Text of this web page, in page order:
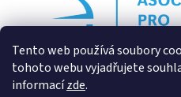
Tento web používá soubory
tohoto webu vyjadřujete
informacízde.